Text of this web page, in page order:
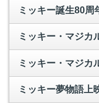
ミッキー誕生80周
ミッキー・マジカ
ミッキー夢物語上